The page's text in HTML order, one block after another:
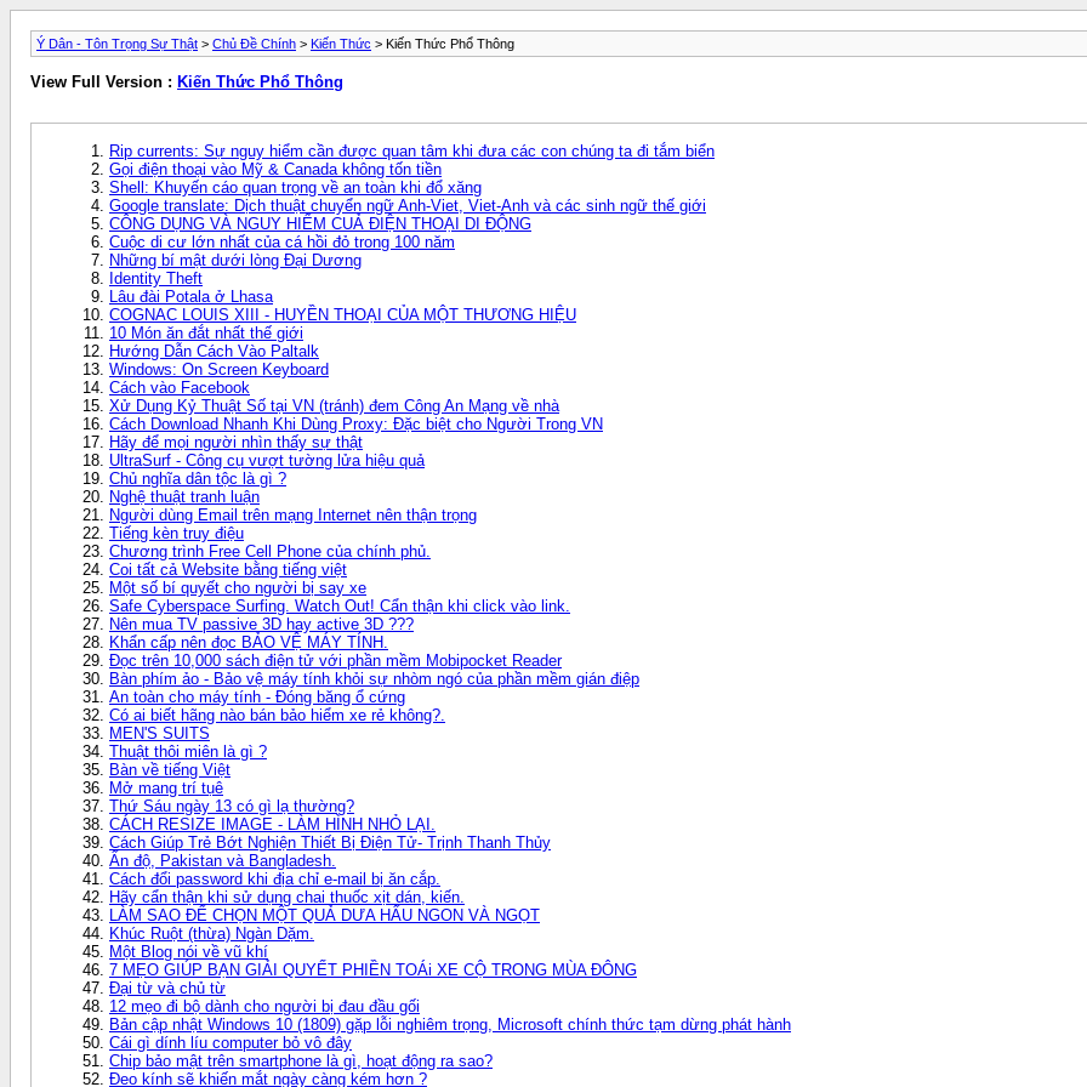
Ý Dân - Tôn Trọng Sự Thật > Chủ Đề Chính > Kiến Thức > Kiến Thức Phổ Thông
View Full Version : Kiến Thức Phổ Thông
Rip currents: Sự nguy hiểm cần được quan tâm khi đưa các con chúng ta đi tắm biển
Gọi điện thoại vào Mỹ & Canada không tốn tiền
Shell: Khuyến cáo quan trọng về an toàn khi đổ xăng
Google translate: Dịch thuật chuyển ngữ Anh-Viet, Viet-Anh và các sinh ngữ thế giới
CÔNG DỤNG VÀ NGUY HIỂM CUẢ ĐIỆN THOẠI DI ĐỘNG
Cuộc di cư lớn nhất của cá hồi đỏ trong 100 năm
Những bí mật dưới lòng Đại Dương
Identity Theft
Lâu đài Potala ở Lhasa
COGNAC LOUIS XIII - HUYỀN THOẠI CỦA MỘT THƯƠNG HIỆU
10 Món ăn đắt nhất thế giới
Hướng Dẫn Cách Vào Paltalk
Windows: On Screen Keyboard
Cách vào Facebook
Xử Dụng Kỷ Thuật Số tại VN (tránh) đem Công An Mạng về nhà
Cách Download Nhanh Khi Dùng Proxy: Đặc biệt cho Người Trong VN
Hãy để mọi người nhìn thấy sự thật
UltraSurf - Công cụ vượt tường lửa hiệu quả
Chủ nghĩa dân tộc là gì ?
Nghệ thuật tranh luận
Người dùng Email trên mạng Internet nên thận trọng
Tiếng kèn truy điệu
Chương trình Free Cell Phone của chính phủ.
Coi tất cả Website bằng tiếng việt
Một số bí quyết cho người bị say xe
Safe Cyberspace Surfing. Watch Out! Cẩn thận khi click vào link.
Nên mua TV passive 3D hay active 3D ???
Khẩn cấp nên đọc BẢO VỆ MÁY TÍNH.
Đọc trên 10,000 sách điện tử với phần mềm Mobipocket Reader
Bàn phím ảo - Bảo vệ máy tính khỏi sự nhòm ngó của phần mềm gián điệp
An toàn cho máy tính - Đóng băng ổ cứng
Có ai biết hãng nào bán bảo hiểm xe rẻ không?.
MEN'S SUITS
Thuật thôi miên là gì ?
Bàn về tiếng Việt
Mở mang trí tụê
Thứ Sáu ngày 13 có gì lạ thường?
CÁCH RESIZE IMAGE - LÀM HÌNH NHỎ LẠI.
Cách Giúp Trẻ Bớt Nghiện Thiết Bị Điện Tử- Trịnh Thanh Thủy
Ấn độ, Pakistan và Bangladesh.
Cách đổi password khi địa chỉ e-mail bị ăn cắp.
Hãy cẩn thận khi sử dụng chai t h uố c xịt dán, kiến.
LÀM SAO ĐỂ CHỌN MỘT QUẢ DƯA HẤU NGON VÀ NGỌT
Khúc Ruột (thừa) Ngàn Dặm.
Một Blog nói về vũ khí
7 MẸO GIÚP BẠN GIẢI QUYẾT PHIỀN TOÁi XE CỘ TRONG MÙA ÐÔNG
Đại từ và chủ từ
12 mẹo đi bộ dành cho người bị đau đầu gối
Bản cập nhật Windows 10 (1809) gặp lỗi nghiêm trọng, Microsoft chính thức tạm dừng phát hành
Cái gì dính líu computer bỏ vô đây
Chip bảo mật trên smartphone là gì, hoạt động ra sao?
Đeo kính sẽ khiến mắt ngày càng kém hơn ?